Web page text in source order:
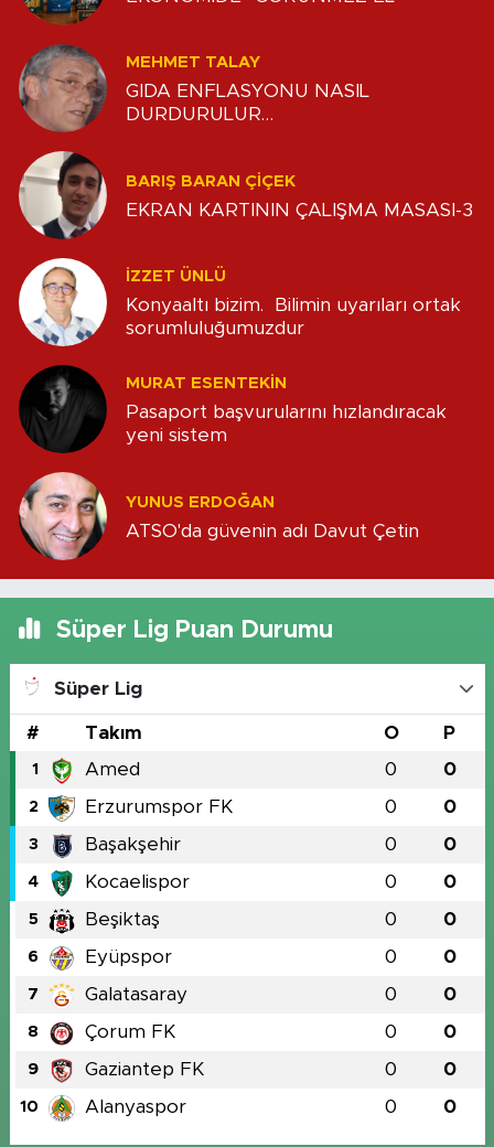
MEHMET TALAY
GIDA ENFLASYONU NASIL
DURDURULUR…
BARIŞ BARAN ÇİÇEK
EKRAN KARTININ ÇALIŞMA MASASI-3
İZZET ÜNLÜ
Konyaaltı bizim. Bilimin uyarıları ortak
sorumluluğumuzdur
MURAT ESENTEKIN
Pasaport başvurularını hızlandıracak
yeni sistem
YUNUS ERDOĞAN
ATSO'da güvenin adı Davut Çetin
Süper Lig Puan Durumu
Süper Lig
# Takım O P
1 Amed 0 0
2 Erzurumspor FK 0 0
3 Başakşehir 0 0
4 Kocaelispor 0 0
5 Beşiktaş 0 0
6 Eyüpspor 0 0
7 Galatasaray 0 0
8 Çorum FK 0 0
9 Gaziantep FK 0 0
10 Alanyaspor 0 0